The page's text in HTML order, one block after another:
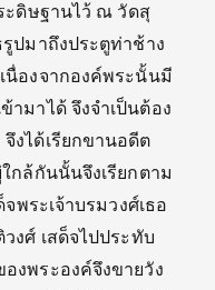
ะดิษฐานไว้ ณ วัดสุ
ปมาถึงประตูท่าช้าง
นื่องจากองค์พระนั้นมี
ามาได้ จึงจำเป็นต้อง
งได้เรียกขานอดีต
กล้กันนั้นจึงเรียกตาม
พระเจ้าบรมวงศ์เธอ
งศ์ เสด็จไปประทับ
งพระองค์จึงขายวัง